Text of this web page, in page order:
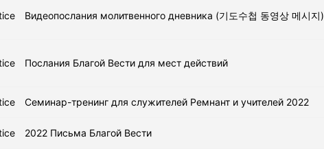
Видеопослания молитвенного дневника (기도수첩 동영상 메시지)
Послания Благой Вести для мест действий
Семинар-тренинг для служителей Ремнант и учителей 2022
2022 Письма Благой Вести